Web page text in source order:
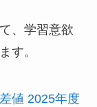
、学習意欲
す。
値 2025年度